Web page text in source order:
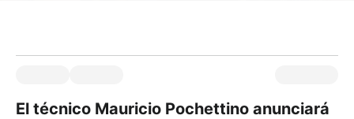
El técnico Mauricio Pochettino anunciará